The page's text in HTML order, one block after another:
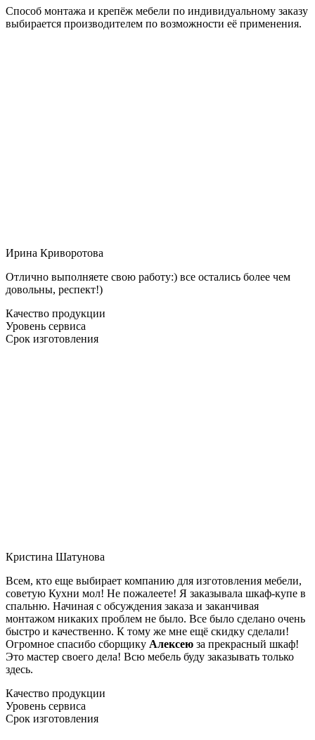
Способ монтажа и крепёж мебели по индивидуальному заказу
выбирается производителем по возможности её применения.
Ирина Криворотова
Отлично выполняете свою работу:) все остались более чем
довольны, респект!)
Качество продукции
Уровень сервиса
Срок изготовления
Кристина Шатунова
Всем, кто еще выбирает компанию для изготовления мебели,
советую Кухни мол! Не пожалеете! Я заказывала шкаф-купе в
спальню. Начиная с обсуждения заказа и заканчивая
монтажом никаких проблем не было. Все было сделано очень
быстро и качественно. К тому же мне ещё скидку сделали!
Огромное спасибо сборщику Алексею за прекрасный шкаф!
Это мастер своего дела! Всю мебель буду заказывать только
здесь.
Качество продукции
Уровень сервиса
Срок изготовления